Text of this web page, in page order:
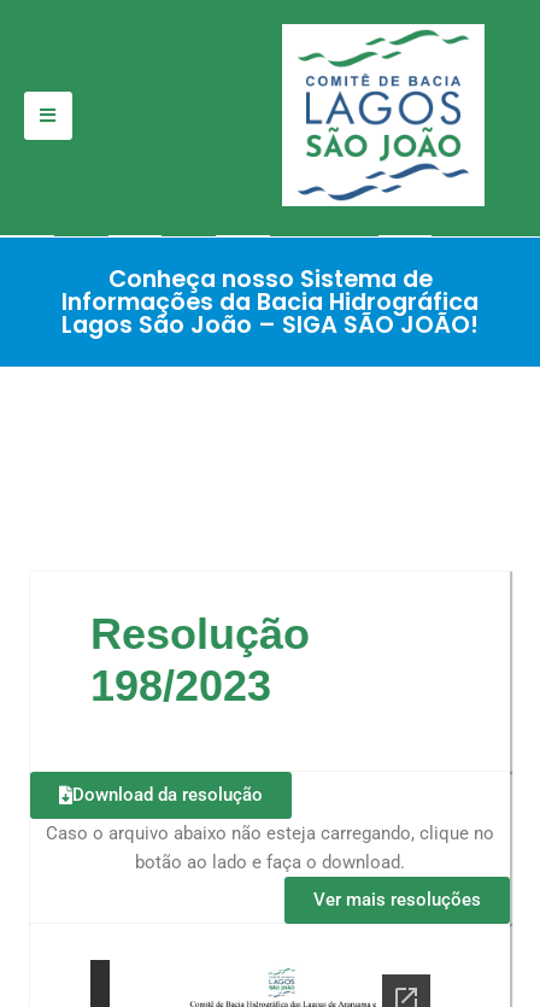
para
Conheça nosso Sistema de
Informações da Bacia Hidrográfica
Lagos São João – SIGA SÃO JOÃO!
Resolução
198/2023
Download da resolução
Caso o arquivo abaixo não esteja carregando, clique no
botão ao lado e faça o download.
Ver mais resoluções